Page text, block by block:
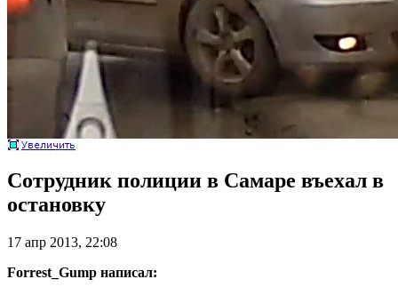
Сотрудник полиции в Самаре въехал в
остановку
17 апр 2013, 22:08
Forrest_Gump написал: